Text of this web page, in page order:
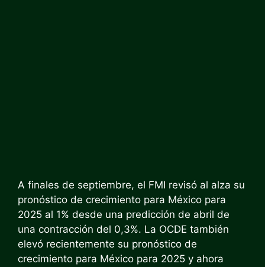
A finales de septiembre, el FMI revisó al alza su
pronóstico de crecimiento para México para
2025 al 1% desde una predicción de abril de
una contracción del 0,3%. La OCDE también
elevó recientemente su pronóstico de
crecimiento para México para 2025 y ahora